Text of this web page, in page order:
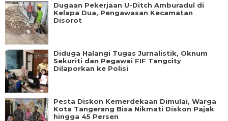
Dugaan Pekerjaan U-Ditch Amburadul di
Kelapa Dua, Pengawasan Kecamatan
Disorot
Diduga Halangi Tugas Jurnalistik, Oknum
Sekuriti dan Pegawai FIF Tangcity
Dilaporkan ke Polisi
Pesta Diskon Kemerdekaan Dimulai, Warga
Kota Tangerang Bisa Nikmati Diskon Pajak
hingga 45 Persen